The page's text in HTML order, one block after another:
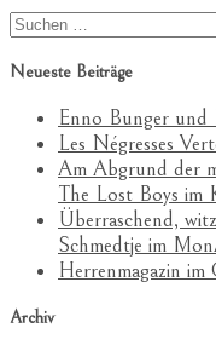
Suchen
Neueste Beiträge
Enno Bunger
Les Négresses
Am Abgrund der
The Lost Boys im
Überraschend,
Schmedtje im
Herrenmagazin im
Archiv